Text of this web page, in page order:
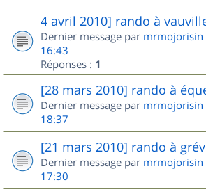
4 avril 2010] rando à
Dernier message par mrmojorisin
16:43
Réponses : 1
[28 mars 2010] rando à
Dernier message par mrmojorisin
18:37
[21 mars 2010] rando à
Dernier message par mrmojorisin
17:30